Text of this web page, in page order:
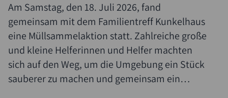
Am Samstag, den 18. Juli 2026, fand
gemeinsam mit dem Familientreff Kunkelhaus
eine Müllsammelaktion statt. Zahlreiche große
und kleine Helferinnen und Helfer machten
sich auf den Weg, um die Umgebung ein Stück
sauberer zu machen und gemeinsam ein